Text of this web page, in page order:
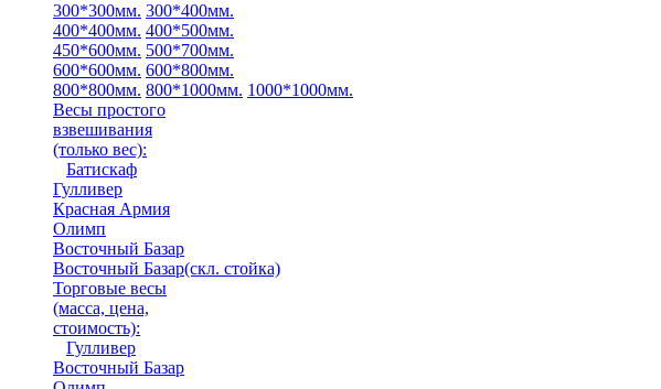
300*300мм. 300*400мм.
400*400мм. 400*500мм.
450*600мм. 500*700мм.
600*600мм. 600*800мм.
800*800мм. 800*1000мм. 1000*1000мм.
Весы простого
взвешивания
(только вес):
Батискаф
Гулливер
Красная Армия
Олимп
Восточный Базар
Восточный Базар(скл. стойка)
Торговые весы
(масса, цена,
стоимость):
Гулливер
Восточный Базар